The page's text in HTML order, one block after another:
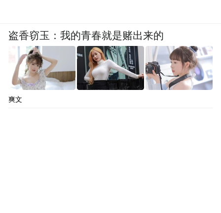
盗香窃玉：我的青春就是赌出来的
爽文